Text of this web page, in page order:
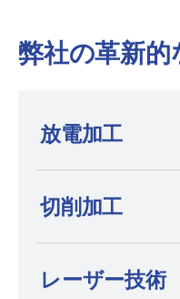
弊社の革新
放電加工
は、ワイヤー放電
機、細穴放電加工
して知られていま
切削加工
レーザー技術